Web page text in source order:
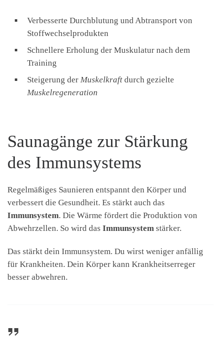
Verbesserte Durchblutung und Abtransport von
Stoffwechselprodukten
Schnellere Erholung der Muskulatur nach dem
Training
Steigerung der Muskelkraft durch gezielte
Muskelregeneration
Saunagänge zur Stärkung
des Immunsystems
Regelmäßiges Saunieren entspannt den Körper und
verbessert die Gesundheit. Es stärkt auch das
Immunsystem. Die Wärme fördert die Produktion von
Abwehrzellen. So wird das Immunsystem stärker.
Das stärkt dein Immunsystem. Du wirst weniger anfällig
für Krankheiten. Dein Körper kann Krankheitserreger
besser abwehren.